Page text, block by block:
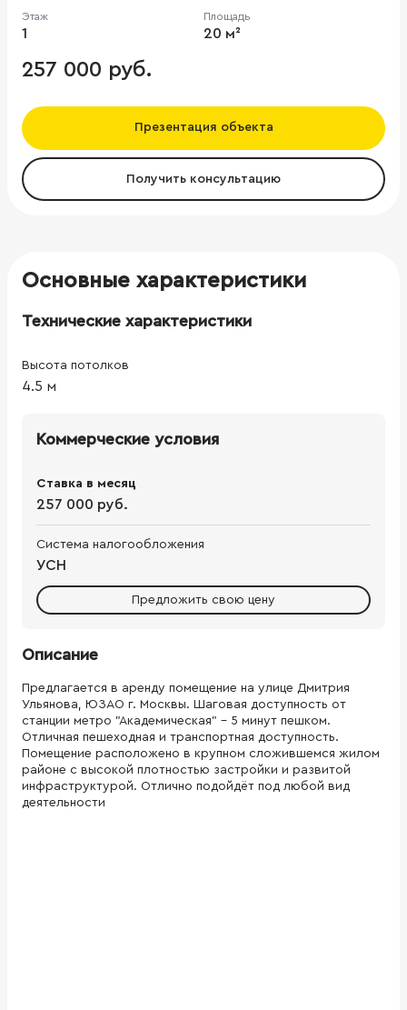
Этаж
1
Площадь
20 м²
257 000 руб.
Презентация объекта
Получить консультацию
Основные характеристики
Технические характеристики
Высота потолков
4.5 м
Коммерческие условия
Ставка в месяц
257 000 руб.
Система налогообложения
УСН
Предложить свою цену
Описание
Предлагается в аренду помещение на улице Дмитрия
Ульянова, ЮЗАО г. Москвы. Шаговая доступность от
станции метро "Академическая" - 5 минут пешком.
Отличная пешеходная и транспортная доступность.
Помещение расположено в крупном сложившемся жилом
районе с высокой плотностью застройки и развитой
инфраструктурой. Отлично подойдёт под любой вид
деятельности